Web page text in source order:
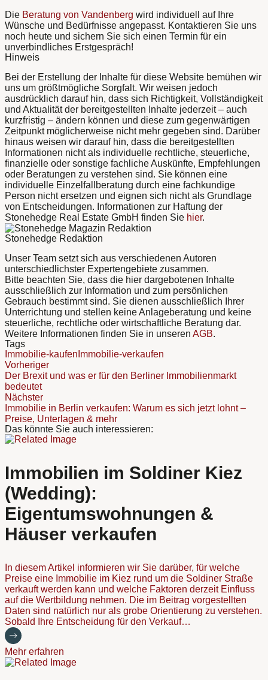
Die Beratung von Vandenberg wird individuell auf Ihre
Wünsche und Bedürfnisse angepasst. Kontaktieren Sie uns
noch heute und sichern Sie sich einen Termin für ein
unverbindliches Erstgespräch!
Hinweis
Bei der Erstellung der Inhalte für diese Website bemühen wir
uns um größtmögliche Sorgfalt. Wir weisen jedoch
ausdrücklich darauf hin, dass sich Richtigkeit, Vollständigkeit
und Aktualität der bereitgestellten Inhalte jederzeit – auch
kurzfristig – ändern können und diese zum gegenwärtigen
Zeitpunkt möglicherweise nicht mehr gegeben sind. Darüber
hinaus weisen wir darauf hin, dass die bereitgestellten
Informationen nicht als individuelle rechtliche, steuerliche,
finanzielle oder sonstige fachliche Auskünfte, Empfehlungen
oder Beratungen zu verstehen sind. Sie können eine
individuelle Einzelfallberatung durch eine fachkundige
Person nicht ersetzen und eignen sich nicht als Grundlage
von Entscheidungen. Informationen zur Haftung der
Stonehedge Real Estate GmbH finden Sie hier.
Stonehedge Redaktion
Unser Team setzt sich aus verschiedenen Autoren
unterschiedlichster Expertengebiete zusammen.
Bitte beachten Sie, dass die hier dargebotenen Inhalte
ausschließlich zur Information und zum persönlichen
Gebrauch bestimmt sind. Sie dienen ausschließlich Ihrer
Unterrichtung und stellen keine Anlageberatung und keine
steuerliche, rechtliche oder wirtschaftliche Beratung dar.
Weitere Informationen finden Sie in unseren AGB.
Tags
Immobilie-kaufen Immobilie-verkaufen
Vorheriger
Der Brexit und was er für den Berliner Immobilienmarkt
bedeutet
Nächster
Immobilie in Berlin verkaufen: Warum es sich jetzt lohnt –
Preise, Unterlagen & mehr
Das könnte Sie auch interessieren:
Immobilien im Soldiner Kiez
(Wedding):
Eigentumswohnungen &
Häuser verkaufen
In diesem Artikel informieren wir Sie darüber, für welche
Preise eine Immobilie im Kiez rund um die Soldiner Straße
verkauft werden kann und welche Faktoren derzeit Einfluss
auf die Wertbildung nehmen. Die im Beitrag vorgestellten
Daten sind natürlich nur als grobe Orientierung zu verstehen.
Sobald Ihre Entscheidung für den Verkauf…
Mehr erfahren